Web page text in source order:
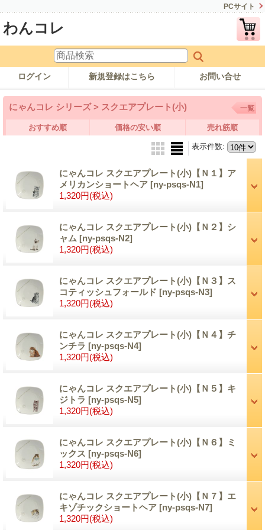
PCサイト
わんコレ
ログイン 新規登録はこちら お問い合せ
にゃんコレ シリーズ > スクエアプレート(小) 一覧
おすすめ順 価格の安い順 売れ筋順
表示件数:
にゃんコレ スクエアプレート(小)【Ｎ１】ア
メリカンショートヘア [ny-psqs-N1]
1,320円(税込)
にゃんコレ スクエアプレート(小)【Ｎ２】シ
ャム [ny-psqs-N2]
1,320円(税込)
にゃんコレ スクエアプレート(小)【Ｎ３】ス
コティッシュフォールド [ny-psqs-N3]
1,320円(税込)
にゃんコレ スクエアプレート(小)【Ｎ４】チ
ンチラ [ny-psqs-N4]
1,320円(税込)
にゃんコレ スクエアプレート(小)【Ｎ５】キ
ジトラ [ny-psqs-N5]
1,320円(税込)
にゃんコレ スクエアプレート(小)【Ｎ６】ミ
ックス [ny-psqs-N6]
1,320円(税込)
にゃんコレ スクエアプレート(小)【Ｎ７】エ
キゾチックショートヘア [ny-psqs-N7]
1,320円(税込)